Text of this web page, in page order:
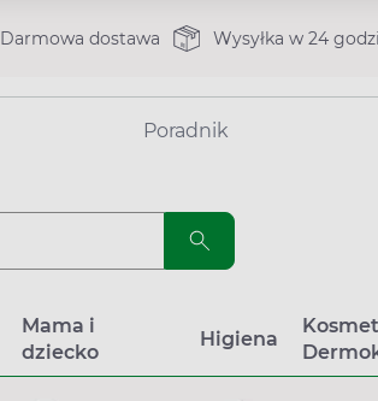
Darmowa dostawa Wysyłka w 24
Poradnik
Mama i
dziecko
Higiena